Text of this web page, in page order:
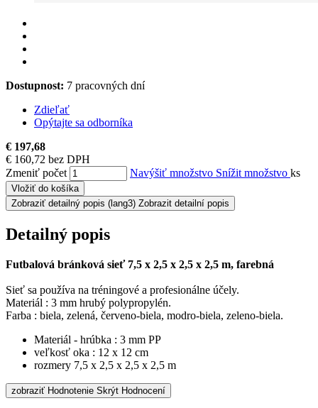
Dostupnost: 7 pracovných dní
Zdieľať
Opýtajte sa odborníka
€ 197,68
€ 160,72 bez DPH
Zmeniť počet
Navýšiť množstvo Snížit množstvo ks
Vložiť do košíka
Zobraziť detailný popis (lang3) Zobrazit detailní popis
Detailný popis
Futbalová bránková sieť 7,5 x 2,5 x 2,5 x 2,5 m, farebná
Sieť sa používa na tréningové a profesionálne účely.
Materiál : 3 mm hrubý polypropylén.
Farba : biela, zelená, červeno-biela, modro-biela, zeleno-biela.
Materiál - hrúbka : 3 mm PP
veľkosť oka : 12 x 12 cm
rozmery 7,5 x 2,5 x 2,5 x 2,5 m
zobraziť Hodnotenie Skrýt Hodnocení